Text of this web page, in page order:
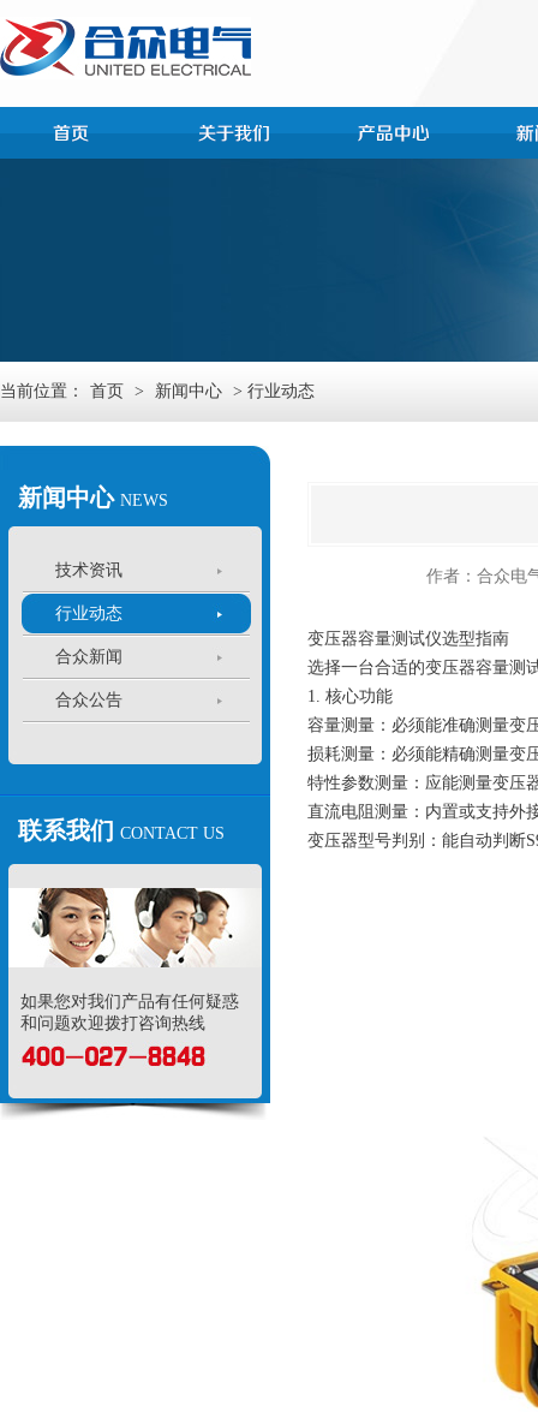
当前位置： 首页 > 新闻中心 > 行业动态
新闻中心 NEWS
技术资讯
行业动态
合众新闻
合众公告
联系我们 CONTACT US
如果您对我们产品有任何疑惑
和问题欢迎拨打咨询热线
作者：合众电
变压器容量测试仪选型指南
选择一台合适的变压器容量测
1. 核心功能
容量测量：必须能准确测量变
损耗测量：必须能精确测量变
特性参数测量：应能测量变压
直流电阻测量：内置或支持外
变压器型号判别：能自动判断